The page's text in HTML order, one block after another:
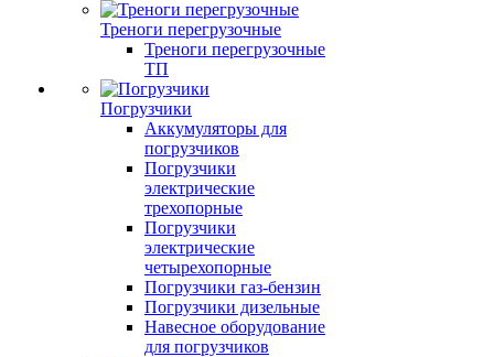
Треноги перегрузочные
Треноги перегрузочные
ТП
Погрузчики
Аккумуляторы для
погрузчиков
Погрузчики
электрические
трехопорные
Погрузчики
электрические
четырехопорные
Погрузчики газ-бензин
Погрузчики дизельные
Навесное оборудование
для погрузчиков